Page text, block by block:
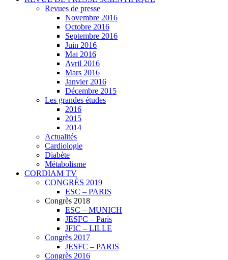
Revues de presse
Novembre 2016
Octobre 2016
Septembre 2016
Juin 2016
Mai 2016
Avril 2016
Mars 2016
Janvier 2016
Décembre 2015
Les grandes études
2016
2015
2014
Actualités
Cardiologie
Diabète
Métabolisme
CORDIAM TV
CONGRÈS 2019
ESC – PARIS
Congrès 2018
ESC – MUNICH
JESFC – Paris
JFIC – LILLE
Congrès 2017
JESFC – PARIS
Congrès 2016